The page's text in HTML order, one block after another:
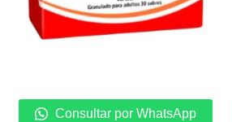
Consultar por WhatsApp